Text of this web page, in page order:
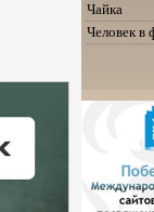
Чайка
Человек в